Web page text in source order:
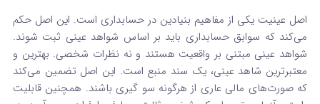
اصل عینیت یکی از مفاهیم بنیادین در حسابداری است. این اصل حکم
می‌کند که سوابق حسابداری باید بر اساس شواهد عینی ثبت شوند.
شواهد عینی مبتنی بر واقعیت هستند و نه نظرات شخصی. بهترین و
معتبرترین شاهد عینی، یک سند منبع است. این اصل تضمین می‌کند
که صورت‌های مالی عاری از هرگونه سو گیری باشند. همچنین قابلیت